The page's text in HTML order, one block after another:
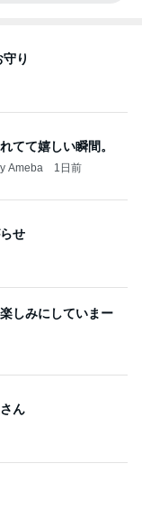
り
てて嬉しい瞬間。
Ameba 1日前
せ
しみにしていまー
ん